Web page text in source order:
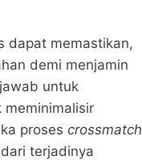
dapat memastikan,
demi menjamin
untuk
meminimalisir
proses crossmatch
terjadinya